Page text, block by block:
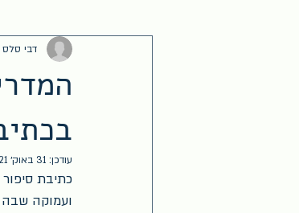
ספרי אוטוריטה אומנות
דבי סלס
עודכן: 31 באוק׳ 2021
כתיבת
ועמוקה שבה